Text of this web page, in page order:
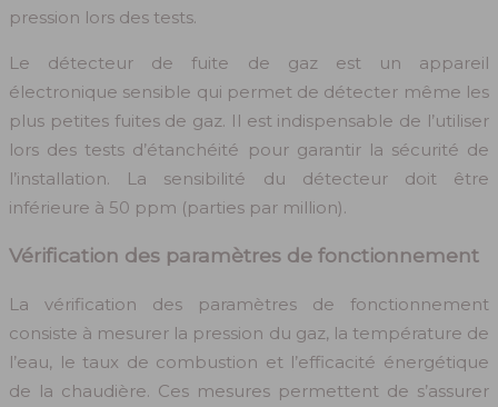
pression lors des tests.
Le détecteur de fuite de gaz est un appareil
électronique sensible qui permet de détecter même les
plus petites fuites de gaz. Il est indispensable de l’utiliser
lors des tests d’étanchéité pour garantir la sécurité de
l’installation. La sensibilité du détecteur doit être
inférieure à 50 ppm (parties par million).
Vérification des paramètres de fonctionnement
La vérification des paramètres de fonctionnement
consiste à mesurer la pression du gaz, la température de
l’eau, le taux de combustion et l’efficacité énergétique
de la chaudière. Ces mesures permettent de s’assurer